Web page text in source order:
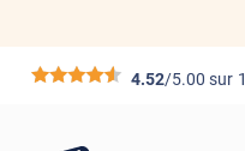
*****4.52/5.00 sur